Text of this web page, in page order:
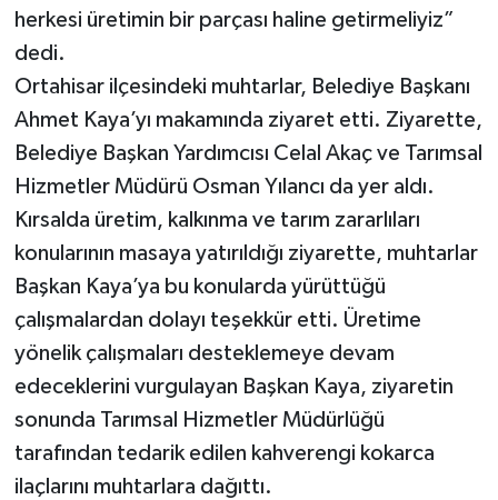
herkesi üretimin bir parçası haline getirmeliyiz”
dedi.
Ortahisar ilçesindeki muhtarlar, Belediye Başkanı
Ahmet Kaya’yı makamında ziyaret etti. Ziyarette,
Belediye Başkan Yardımcısı Celal Akaç ve Tarımsal
Hizmetler Müdürü Osman Yılancı da yer aldı.
Kırsalda üretim, kalkınma ve tarım zararlıları
konularının masaya yatırıldığı ziyarette, muhtarlar
Başkan Kaya’ya bu konularda yürüttüğü
çalışmalardan dolayı teşekkür etti. Üretime
yönelik çalışmaları desteklemeye devam
edeceklerini vurgulayan Başkan Kaya, ziyaretin
sonunda Tarımsal Hizmetler Müdürlüğü
tarafından tedarik edilen kahverengi kokarca
ilaçlarını muhtarlara dağıttı.